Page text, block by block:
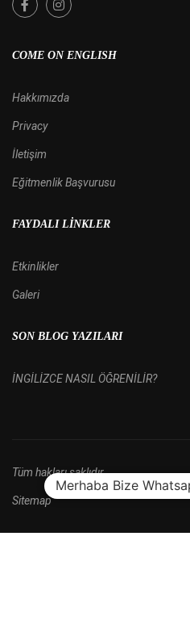
COME ON ENGLISH
Hakkımızda
Privacy
İletişim
Eğitmenlik Başvurusu
FAYDALI LINKLER
Etkinlikler
Galeri
SON BLOG YAZILARI
İNGİLİZCE NASIL ÖĞRENİLİR?
Tüm hakları saklıdır.
Sitemap
Merhaba Bize